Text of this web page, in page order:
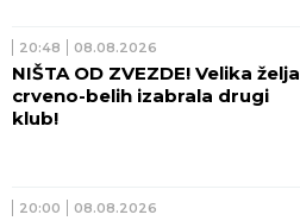
(FOTO)
20:48 08.08.2026
NIŠTA OD ZVEZDE! Velika želja
crveno-belih izabrala drugi
klub!
20:00 08.08.2026